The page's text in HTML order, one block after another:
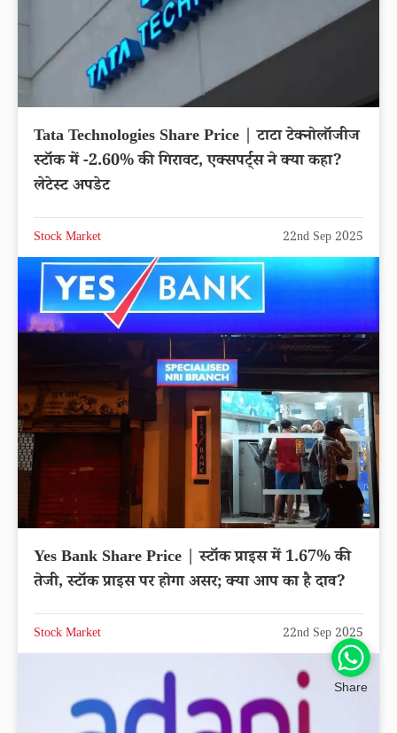
Tata Technologies Share Price | टाटा टेक्नोलॉजीज
स्टॉक में -2.60% की गिरावट, एक्सपर्ट्स ने क्या कहा?
लेटेस्ट अपडेट
Stock Market 22nd Sep 2025
Yes Bank Share Price | स्टॉक प्राइस में 1.67% की
तेजी, स्टॉक प्राइस पर होगा असर; क्या आप का है दाव?
Stock Market 22nd Sep 2025
Share